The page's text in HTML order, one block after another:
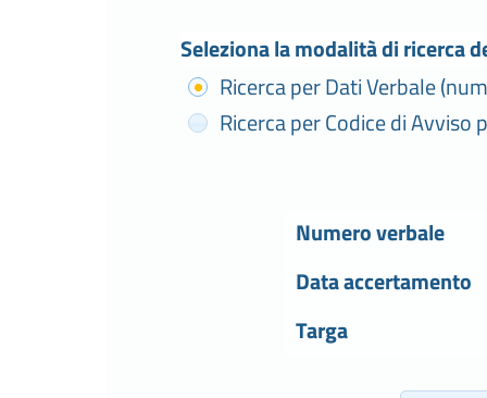
Seleziona la modalità di ricerca
Ricerca per Dati Verbale
Ricerca per Codice di Avviso
Numero verbale
Data accertamento
Targa